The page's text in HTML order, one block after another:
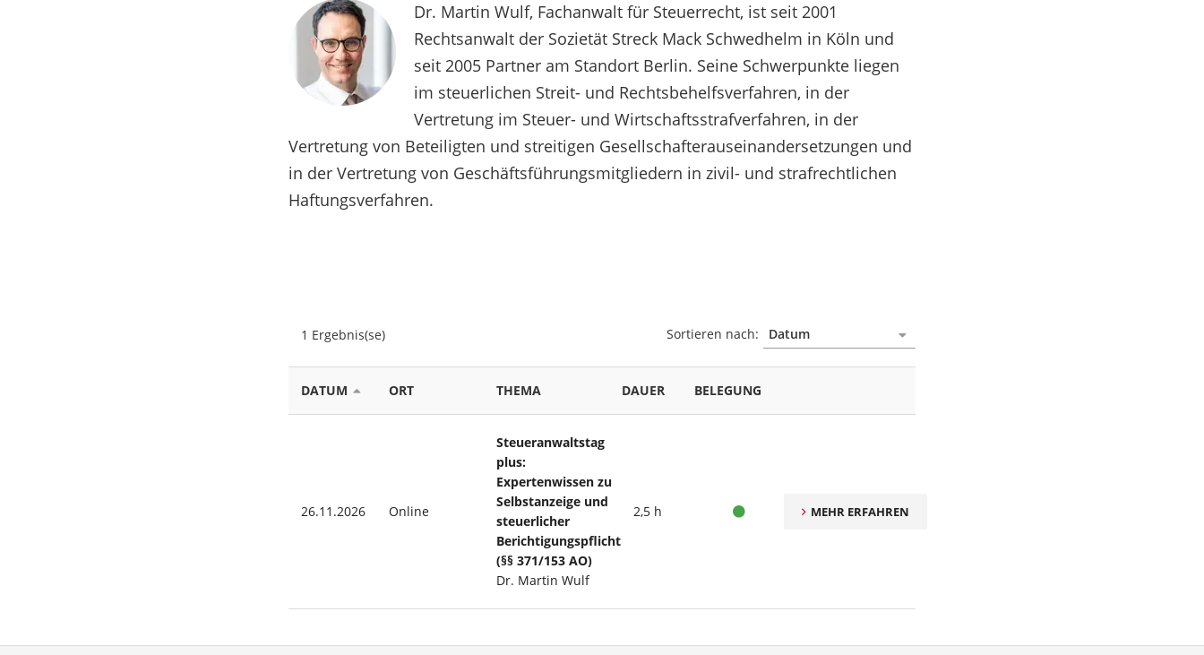
Dr. Martin Wulf, Fachanwalt für Steuerrecht, ist seit 2001
Rechtsanwalt der Sozietät Streck Mack Schwedhelm in Köln und
seit 2005 Partner am Standort Berlin. Seine Schwerpunkte liegen
im steuerlichen Streit- und Rechtsbehelfsverfahren, in der
Vertretung im Steuer- und Wirtschaftsstrafverfahren, in der
Vertretung von Beteiligten und streitigen Gesellschafterauseinandersetzungen und
in der Vertretung von Geschäftsführungsmitgliedern in zivil- und strafrechtlichen
Haftungsverfahren.
1 Ergebnis(se) Sortieren nach:
THEMA
DATUM ORT BELEGUNG
DAUER
Steueranwaltstag
plus:
Expertenwissen zu
Selbstanzeige und
steuerlicher
Berichtigungspflicht
(§§ 371/153 AO)
Dr. Martin Wulf
26.11.2026 Online 2,5 h MEHR ERFAHREN